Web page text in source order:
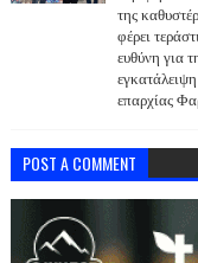
της
φέρει
ευθύνη για
επαρχίας
POST A COMMENT